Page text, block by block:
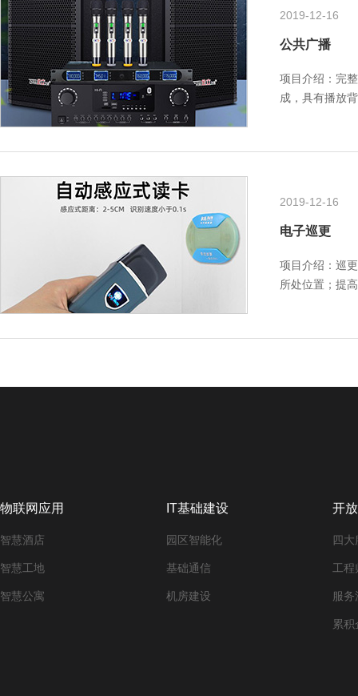
2019-12-16
公共广播
项目介绍：完
成，具有播放
2019-12-16
电子巡更
项目介绍：巡
所处位置；提
物联网应用
智慧酒店
智慧工地
智慧公寓
IT基础建设
园区智能化
基础通信
机房建设
开
四
工程
服务
累积